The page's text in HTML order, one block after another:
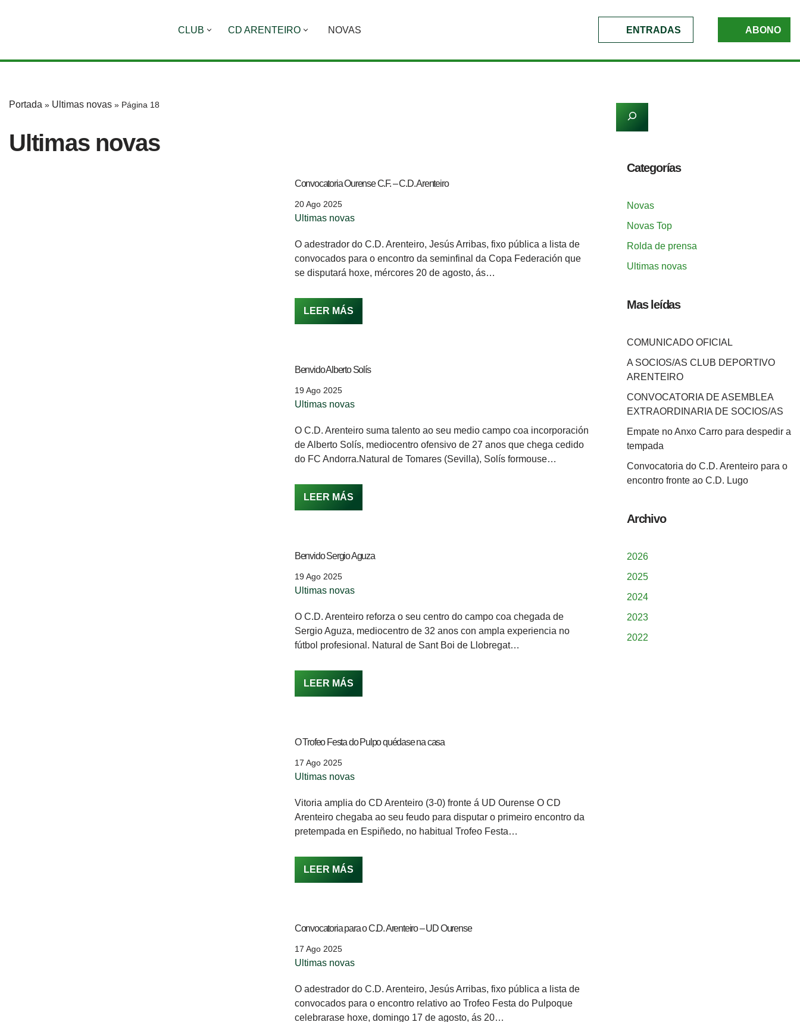
contenido
CLUB CD ARENTEIRO NOVAS ENTRADAS ABONO
Portada » Ultimas novas » Página 18
Ultimas novas
Convocatoria Ourense C.F. – C.D. Arenteiro
20 Ago 2025
Ultimas novas
O adestrador do C.D. Arenteiro, Jesús Arribas, fixo pública a lista de
convocados para o encontro da seminfinal da Copa Federación que
se disputará hoxe, mércores 20 de agosto, ás…
LEER MÁS
Benvido Alberto Solís
19 Ago 2025
Ultimas novas
O C.D. Arenteiro suma talento ao seu medio campo coa incorporación
de Alberto Solís, mediocentro ofensivo de 27 anos que chega cedido
do FC Andorra.Natural de Tomares (Sevilla), Solís formouse…
LEER MÁS
Benvido Sergio Aguza
19 Ago 2025
Ultimas novas
O C.D. Arenteiro reforza o seu centro do campo coa chegada de
Sergio Aguza, mediocentro de 32 anos con ampla experiencia no
fútbol profesional. Natural de Sant Boi de Llobregat…
LEER MÁS
O Trofeo Festa do Pulpo quédase na casa
17 Ago 2025
Ultimas novas
Vitoria amplia do CD Arenteiro (3-0) fronte á UD Ourense O CD
Arenteiro chegaba ao seu feudo para disputar o primeiro encontro da
pretempada en Espiñedo, no habitual Trofeo Festa…
LEER MÁS
Convocatoria para o C.D. Arenteiro – UD Ourense
17 Ago 2025
Ultimas novas
O adestrador do C.D. Arenteiro, Jesús Arribas, fixo pública a lista de
convocados para o encontro relativo ao Trofeo Festa do Pulpoque
celebrarase hoxe, domingo 17 de agosto, ás 20…
Categorías
Novas
Novas Top
Rolda de prensa
Ultimas novas
Mas leídas
COMUNICADO OFICIAL
A SOCIOS/AS CLUB DEPORTIVO
ARENTEIRO
CONVOCATORIA DE ASEMBLEA
EXTRAORDINARIA DE SOCIOS/AS
Empate no Anxo Carro para despedir a
tempada
Convocatoria do C.D. Arenteiro para o
encontro fronte ao C.D. Lugo
Archivo
2026
2025
2024
2023
2022